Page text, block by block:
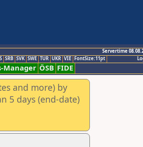
Servertime
SRB SVK SWE TUR UKR VIE FontSize:11pt
Manager ÖSB FIDE
and more) by
5 days (end-date)